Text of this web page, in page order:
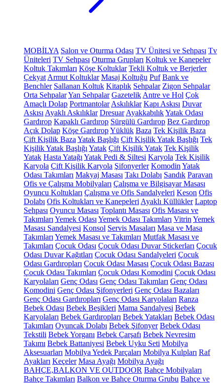
MOBİLYA Salon ve Oturma Odası TV Ünitesi ve Sehpası Tv
Üniteleri TV Sehpası Oturma Grupları Koltuk ve Kanepeler
Koltuk Takımları Köşe Koltuklar Tekli Koltuk ve Berjerler
Çekyat Armut Koltuklar Masaj Koltuğu Puf Bank ve
Benchler Sallanan Koltuk Kitaplık Sehpalar Zigon Sehpalar
Orta SehpalarYan Sehpalar Gazetelik Antre ve Hol Çok
Amaçlı Dolap Portmantolar Askılıklar Kapı Askısı Duvar
Askısı Ayaklı Askılıklar Dresuar AyakkabılıkYatak Odası
Gardırop Kapaklı Gardırop Sürgülü Gardırop Bez Gardırop
Açık Dolap Köşe GardıropYüklük Baza Tek Kişilik Baza
Çift Kişilik Baza Yatak Başlığı Çift Kişilik Yatak Başlığı Tek
Kişilik Yatak Başlığı Yatak Çift Kişilik Yatak Tek Kişilik
Yatak Hasta Yatağı Yatak Pedi & Şiltesi Karyola Tek Kişilik
Karyola Çift Kişilik Karyola Şifonyerler Komodin Yatak
Odası Takımları Makyaj Masası Takı Dolabı Sandık Paravan
Ofis ve Çalışma Mobilyaları Çalışma ve Bilgisayar Masası
Oyuncu Koltukları Çalışma ve Ofis Sandalyeleri Keson Ofis
Dolabı Ofis Koltukları ve Kanepeleri Ayaklı Küllükler Laptop
Sehpası Oyuncu Masası Toplantı Masası Ofis Masası ve
Takımları Yemek Odası Yemek Odası Takımları Vitrin Yemek
Masası Sandalyesi Konsol Servis Masaları Masa ve Masa
Takımları Yemek Masası ve Takımları Mutfak Masası ve
Takımları Çocuk Odası Çocuk Odası Duvar Stickerları Çocuk
Odası Duvar Kağıtları Çocuk Odası Sandalyeleri Çocuk
Odası Gardıropları Çocuk Odası Masası Çocuk Odası Bazası
Çocuk Odası Takımları Çocuk Odası Komodini Çocuk Odası
Karyolaları Genç Odası Genç Odası Takımları Genç Odası
Komodini Genç Odası Şifonyerleri Genç Odası Bazaları
Genç Odası Gardıropları Genç Odası Karyolaları Ranza
Bebek Odası Bebek Beşikleri Mama Sandalyesi Bebek
Karyolaları Bebek Gardıropları Bebek Yatakları Bebek Odası
Takımları Oyuncak Dolabı Bebek Şifonyer Bebek Odası
Tekstili Bebek Yorganı Bebek Çarşafı Bebek Nevresim
Takımı Bebek Battaniyesi Bebek Uyku Seti Mobilya
Aksesuarları Mobilya Yedek Parçaları Mobilya Kulpları Raf
Ayakları Keçeler Masa Ayağı Mobilya Ayağı
BAHÇE,BALKON VE OUTDOOR Bahçe Mobilyaları
Bahçe Takımları Balkon ve Bahçe Oturma Grubu Bahçe ve